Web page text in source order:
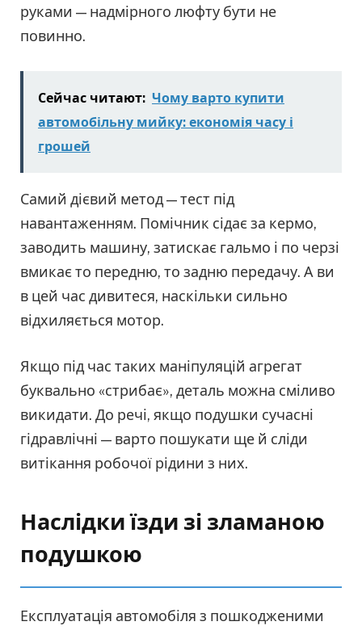
руками — надмірного люфту бути не
повинно.
Сейчас читают: Чому варто купити
автомобільну мийку: економія часу і
грошей
Самий дієвий метод — тест під
навантаженням. Помічник сідає за кермо,
заводить машину, затискає гальмо і по черзі
вмикає то передню, то задню передачу. А ви
в цей час дивитеся, наскільки сильно
відхиляється мотор.
Якщо під час таких маніпуляцій агрегат
буквально «стрибає», деталь можна сміливо
викидати. До речі, якщо подушки сучасні
гідравлічні — варто пошукати ще й сліди
витікання робочої рідини з них.
Наслідки їзди зі зламаною
подушкою
Експлуатація автомобіля з пошкодженими